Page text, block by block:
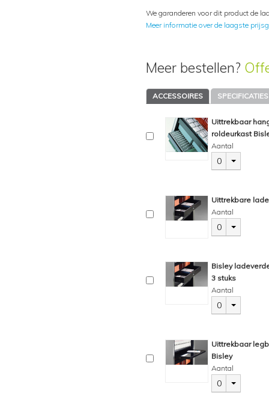
We garanderen voor dit product de
Meer informatie over de laagste
Meer bestellen?
ACCESSOIRES SPECIFICATIES
Uittrekbaar
roldeurkast
Aantal
0
Uittrekbare
Aantal
0
Bisley
3 stuks
Aantal
0
Uittrekbaar
Bisley
Aantal
0